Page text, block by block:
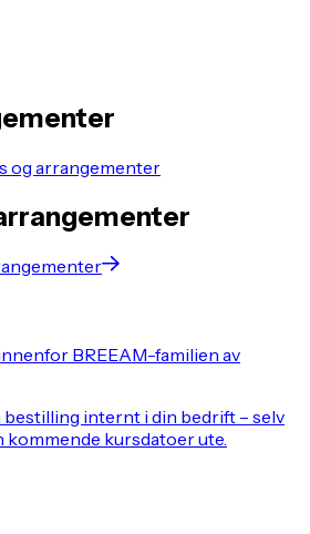
og arrangementer
BREEAM-familien av
bestilling internt i din bedrift – selv
kommende kursdatoer ute.